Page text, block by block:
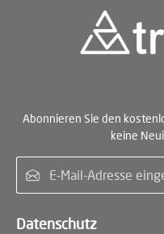
Abonnieren Sie den
keine
Datenschutz